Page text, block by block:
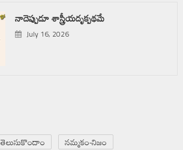
నాదెప్పుడూ శాస్త్రీయదృక్పథమే
July 16, 2026
తెలుసుకొందాం నమ్మకం-నిజం